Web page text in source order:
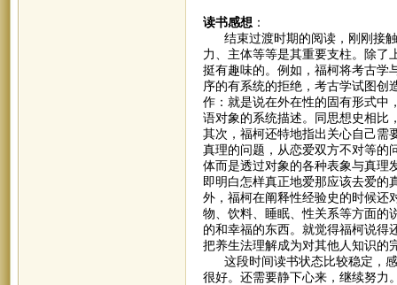
读书感想 ：
结束过渡时期的阅读，刚刚接触
力、主体等等是其重要支柱。除了
挺有趣味的。例如，福柯将考古学
序的有系统的拒绝，考古学试图创
作：就是说在外在性的固有形式中
语对象的系统描述。同思想史相比
其次，福柯还特地指出关心自己需
真理的问题，从恋爱双方不对等的
体而是透过对象的各种表象与真理
即明白怎样真正地爱那应该去爱的
外，福柯在阐释性经验史的时候还
物、饮料、睡眠、性关系等方面的
的和幸福的东西。就觉得福柯说得
把养生法理解成为对其他人知识的
这段时间读书状态比较稳定，感
很好。还需要静下心来，继续努力